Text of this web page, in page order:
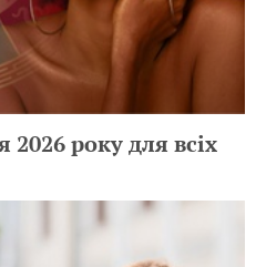
року для всіх